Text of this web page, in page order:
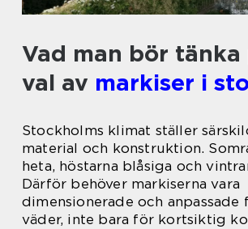
Vad man bör tänka
val av markiser i
Stockholms klimat ställer
material och konstruktion.
heta, höstarna blåsiga och
Därför behöver markiserna vara
dimensionerade och anpassade
väder, inte bara för kortsiktig